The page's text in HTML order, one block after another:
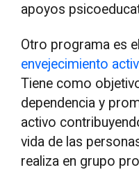
apoyos
Otro programa es
envejecimiento
Tiene como
dependencia y
activo
vida de las
realiza en grupo